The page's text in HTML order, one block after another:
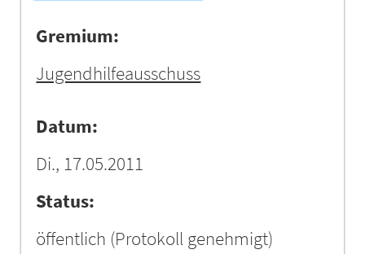
Gremium:
Jugendhilfeausschuss
Datum:
Di., 17.05.2011
Status:
öffentlich (Protokoll genehmigt)